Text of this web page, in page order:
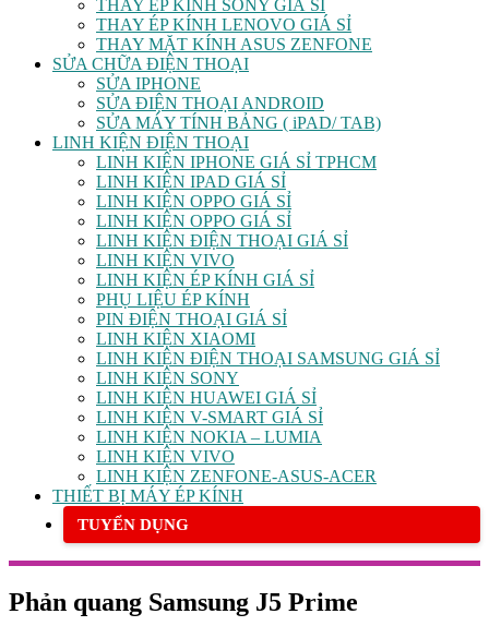
THAY ÉP KÍNH SONY GIÁ SỈ
THAY ÉP KÍNH LENOVO GIÁ SỈ
THAY MẶT KÍNH ASUS ZENFONE
SỬA CHỮA ĐIỆN THOẠI
SỬA IPHONE
SỬA ĐIỆN THOẠI ANDROID
SỬA MÁY TÍNH BẢNG ( iPAD/ TAB)
LINH KIỆN ĐIỆN THOẠI
LINH KIỆN IPHONE GIÁ SỈ TPHCM
LINH KIỆN IPAD GIÁ SỈ
LINH KIỆN OPPO GIÁ SỈ
LINH KIỆN OPPO GIÁ SỈ
LINH KIỆN ĐIỆN THOẠI GIÁ SỈ
LINH KIỆN VIVO
LINH KIỆN ÉP KÍNH GIÁ SỈ
PHỤ LIỆU ÉP KÍNH
PIN ĐIỆN THOẠI GIÁ SỈ
LINH KIỆN XIAOMI
LINH KIỆN ĐIỆN THOẠI SAMSUNG GIÁ SỈ
LINH KIỆN SONY
LINH KIỆN HUAWEI GIÁ SỈ
LINH KIỆN V-SMART GIÁ SỈ
LINH KIỆN NOKIA – LUMIA
LINH KIỆN VIVO
LINH KIỆN ZENFONE-ASUS-ACER
THIẾT BỊ MÁY ÉP KÍNH
TUYỂN DỤNG
Phản quang Samsung J5 Prime